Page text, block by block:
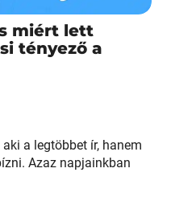
miért lett
tényező a
a legtöbbet ír, hanem
Azaz napjainkban